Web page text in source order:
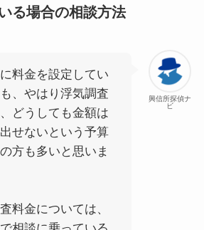
る場合の相談方法
興信所探偵ナ
ビ
料金を設定してい
、やはり浮気調査
どうしても金額は
せないという予算
方も多いと思いま
料金については、